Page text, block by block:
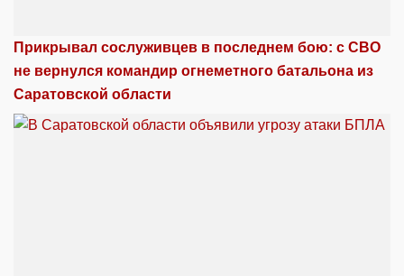
Прикрывал сослуживцев в последнем бою: с СВО
не вернулся командир огнеметного батальона из
Саратовской области